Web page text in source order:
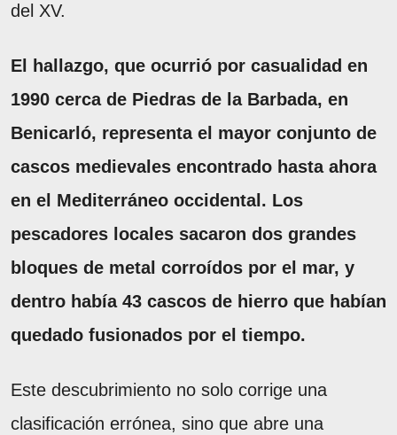
del XV.
El hallazgo, que ocurrió por casualidad en
1990 cerca de Piedras de la Barbada, en
Benicarló, representa el mayor conjunto de
cascos medievales encontrado hasta ahora
en el Mediterráneo occidental. Los
pescadores locales sacaron dos grandes
bloques de metal corroídos por el mar, y
dentro había 43 cascos de hierro que habían
quedado fusionados por el tiempo.
Este descubrimiento no solo corrige una
clasificación errónea, sino que abre una